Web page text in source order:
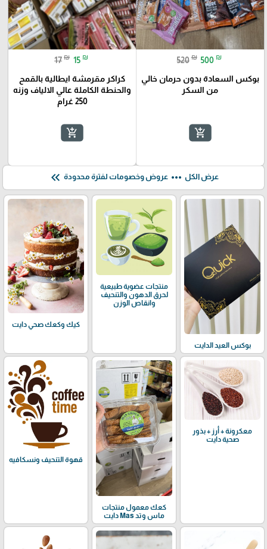
520 ₪ 500 ₪
بوكس السعادة بدون حرمان خالي
من السكر
add_shopping_cart
17 ₪ 15 ₪
كراكر مقرمشة ايطالية بالقمح
والحنطة الكاملة عالي الالياف وزنه
250 غرام
add_shopping_cart
عرض الكل more_horiz عروض وخصومات لفترة محدودة keyboard_double_arrow_left
بوكس العيد الدايت
منتجات عضوية طبيعية
لحرق الدهون والتنحيف
وانقاص الوزن
كيك وكعك صحي دايت
معكرونة + أرز + بذور
صحية دايت
كعك معمول منتجات
ماس وتد Mas دايت
قهوة التنحيف ونسكافيه